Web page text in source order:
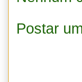
Postar